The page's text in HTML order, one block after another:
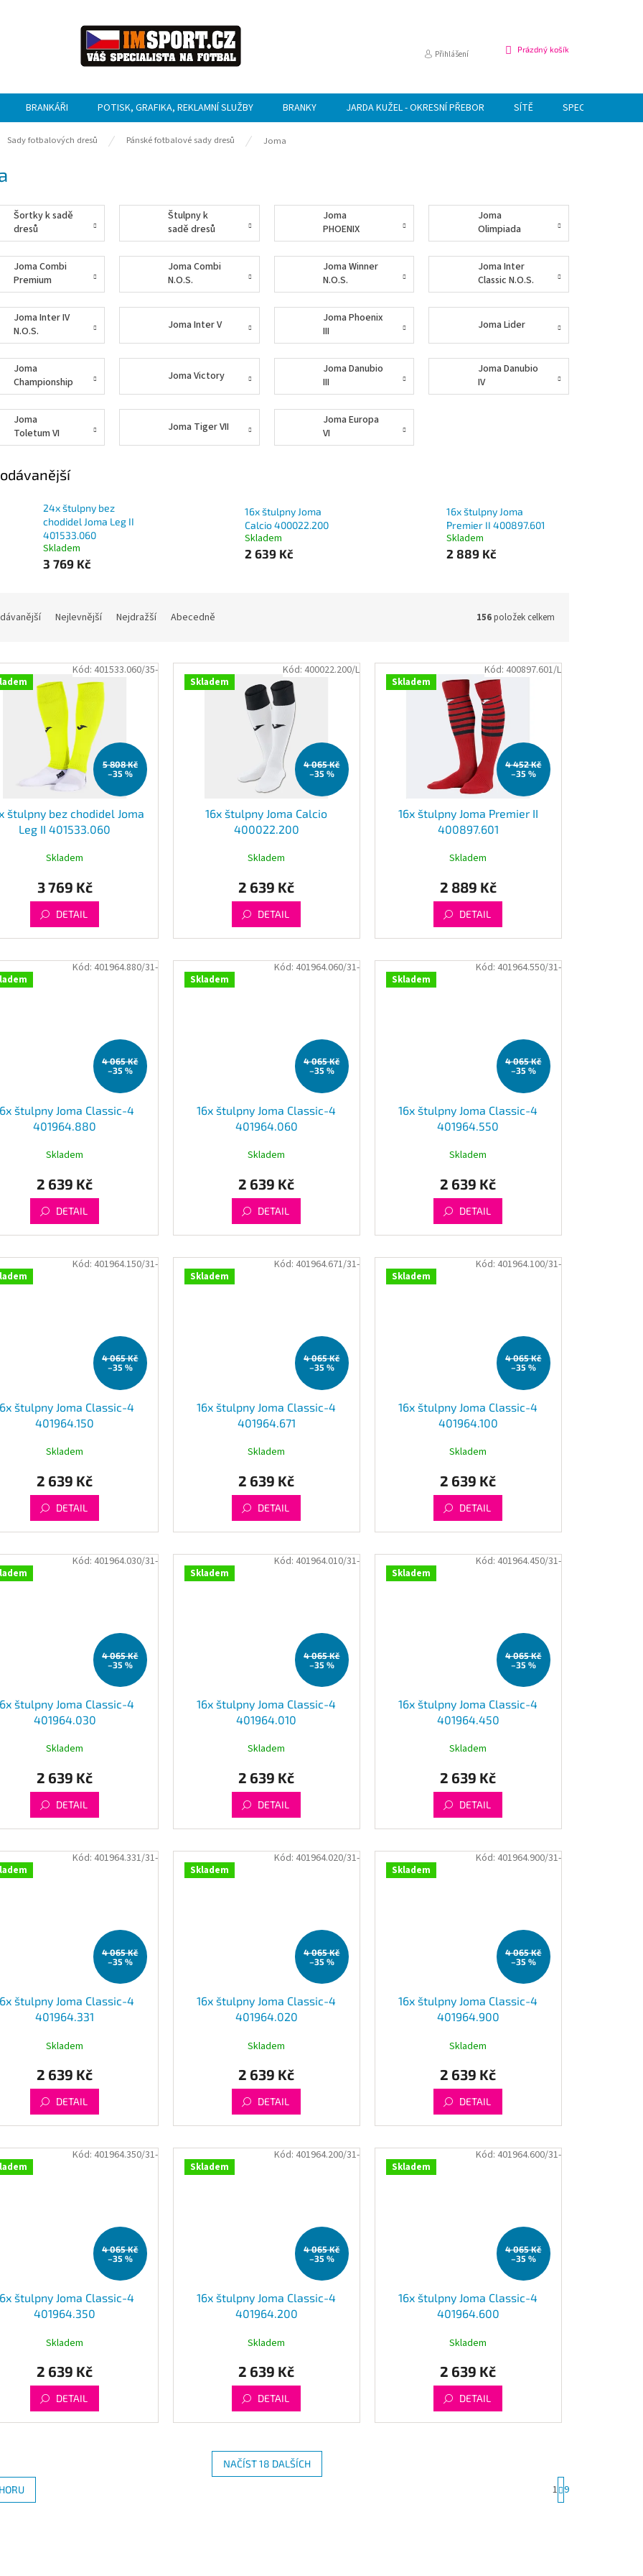
Přihlášení
NÁKUPNÍ
Prázdný košík
BRANKÁŘI POTISK, GRAFIKA, REKLAMNÍ SLUŽBY BRANKY JARDA KUŽEL - OKRESNÍ PŘEBOR SÍTĚ SPECIÁLNÍ NABÍDKA
Sady fotbalových dresů Pánské fotbalové sady dresů Joma
Šortky k sadě
dresů
Štulpny k
sadě dresů
Joma
PHOENIX
N.O.S.
Joma
Olimpiada
N.O.S.
Joma Combi
Premium
N.O.S.
Joma Combi
N.O.S.
Joma Winner
N.O.S.
Joma Inter
Classic N.O.S.
Joma Inter IV
N.O.S.
Joma Inter V
Joma Phoenix
III
Joma Lider
Joma
Championship
VIII
Joma Victory
Joma Danubio
III
Joma Danubio
IV
Joma
Toletum VI
Joma Tiger VII
Joma Europa
VI
24x štulpny bez
chodidel Joma Leg II
401533.060
Skladem
3 769 Kč
16x štulpny Joma
Calcio 400022.200
Skladem
2 639 Kč
16x štulpny Joma
Premier II 400897.601
Skladem
2 889 Kč
Nejlevnější Nejdražší Abecedně 156položek celkem
5 808 Kč
–35 %
štulpny bez chodidel Joma
Leg II 401533.060
Skladem
3 769 Kč
DETAIL
Kód: 401533.060/35-
Skladem
4 065 Kč
–35 %
16x štulpny Joma Calcio
400022.200
Skladem
2 639 Kč
DETAIL
Kód: 400022.200/L
Skladem
4 452 Kč
–35 %
16x štulpny Joma Premier II
400897.601
Skladem
2 889 Kč
DETAIL
Kód: 400897.601/L
4 065 Kč
–35 %
štulpny Joma Classic-4
401964.880
Skladem
2 639 Kč
DETAIL
Kód: 401964.880/31-
Skladem
4 065 Kč
–35 %
16x štulpny Joma Classic-4
401964.060
Skladem
2 639 Kč
DETAIL
Kód: 401964.060/31-
Skladem
4 065 Kč
–35 %
16x štulpny Joma Classic-4
401964.550
Skladem
2 639 Kč
DETAIL
Kód: 401964.550/31-
4 065 Kč
–35 %
štulpny Joma Classic-4
401964.150
Skladem
2 639 Kč
DETAIL
Kód: 401964.150/31-
Skladem
4 065 Kč
–35 %
16x štulpny Joma Classic-4
401964.671
Skladem
2 639 Kč
DETAIL
Kód: 401964.671/31-
Skladem
4 065 Kč
–35 %
16x štulpny Joma Classic-4
401964.100
Skladem
2 639 Kč
DETAIL
Kód: 401964.100/31-
4 065 Kč
–35 %
štulpny Joma Classic-4
401964.030
Skladem
2 639 Kč
DETAIL
Kód: 401964.030/31-
Skladem
4 065 Kč
–35 %
16x štulpny Joma Classic-4
401964.010
Skladem
2 639 Kč
DETAIL
Kód: 401964.010/31-
Skladem
4 065 Kč
–35 %
16x štulpny Joma Classic-4
401964.450
Skladem
2 639 Kč
DETAIL
Kód: 401964.450/31-
4 065 Kč
–35 %
štulpny Joma Classic-4
401964.331
Skladem
2 639 Kč
DETAIL
Kód: 401964.331/31-
Skladem
4 065 Kč
–35 %
16x štulpny Joma Classic-4
401964.020
Skladem
2 639 Kč
DETAIL
Kód: 401964.020/31-
Skladem
4 065 Kč
–35 %
16x štulpny Joma Classic-4
401964.900
Skladem
2 639 Kč
DETAIL
Kód: 401964.900/31-
4 065 Kč
–35 %
štulpny Joma Classic-4
401964.350
Skladem
2 639 Kč
DETAIL
Kód: 401964.350/31-
Skladem
4 065 Kč
–35 %
16x štulpny Joma Classic-4
401964.200
Skladem
2 639 Kč
DETAIL
Kód: 401964.200/31-
Skladem
4 065 Kč
–35 %
16x štulpny Joma Classic-4
401964.600
Skladem
2 639 Kč
DETAIL
Kód: 401964.600/31-
NAČÍST 18 DALŠÍCH
t
1 9